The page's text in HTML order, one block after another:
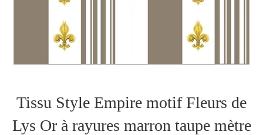
Tissu Style Empire motif Fleurs de
Lys Or à rayures marron taupe mètre